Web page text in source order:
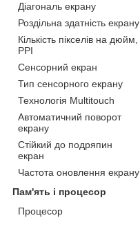
Діагональ екрану
Роздільна здатність екрану
Кількість пікселів на дюйм,
PPI
Сенсорний екран
Тип сенсорного екрану
Технологія Multitouch
Автоматичний поворот
екрану
Стійкий до подряпин
екран
Частота оновлення екрану
Пам'ять і процесор
Процесор